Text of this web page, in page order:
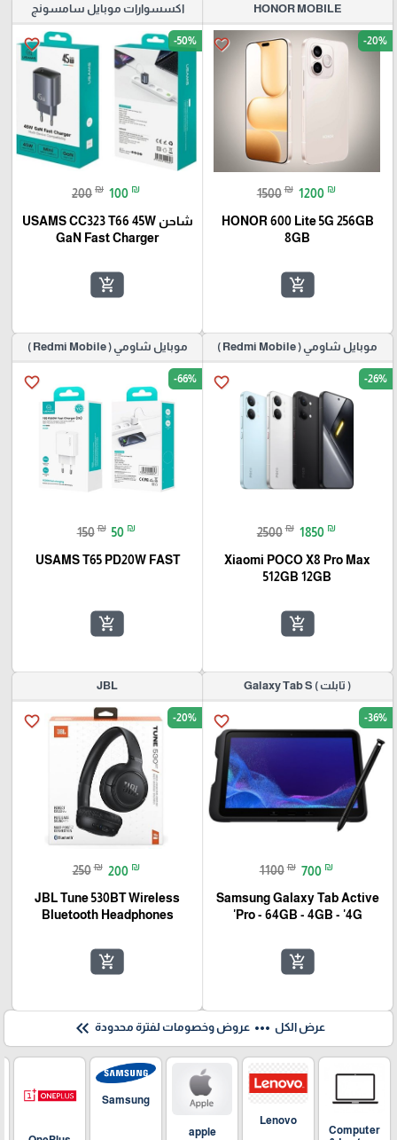
HONOR MOBILE
favorite_border -20%
1500 ₪ 1200 ₪
HONOR 600 Lite 5G 256GB
8GB
add_shopping_cart
اكسسوارات موبايل سامسونج
favorite_border -50%
200 ₪ 100 ₪
شاحن USAMS CC323 T66 45W
GaN Fast Charger
add_shopping_cart
موبايل شاومي ( Redmi Mobile )
favorite_border -26%
2500 ₪ 1850 ₪
Xiaomi POCO X8 Pro Max
512GB 12GB
add_shopping_cart
موبايل شاومي ( Redmi Mobile )
favorite_border -66%
150 ₪ 50 ₪
USAMS T65 PD20W FAST
add_shopping_cart
( تابلت ) Galaxy Tab S
favorite_border -36%
1100 ₪ 700 ₪
Samsung Galaxy Tab Active
Pro - 64GB - 4GB - '4G'
add_shopping_cart
JBL
favorite_border -20%
250 ₪ 200 ₪
JBL Tune 530BT Wireless
Bluetooth Headphones
add_shopping_cart
عرض الكل more_horiz عروض وخصومات لفترة محدودة keyboard_double_arrow_left
Computer
Lenovo
apple
Samsung